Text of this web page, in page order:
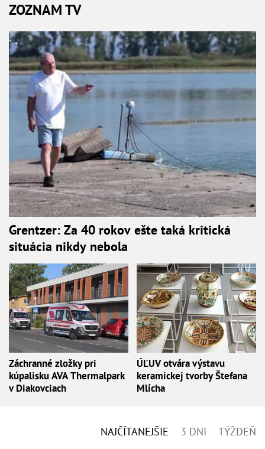
ZOZNAM TV
Grentzer: Za 40 rokov ešte taká kritická
situácia nikdy nebola
Záchranné zložky pri
kúpalisku AVA Thermalpark
v Diakovciach
ÚĽUV otvára výstavu
keramickej tvorby Štefana
Mlícha
NAJČÍTANEJŠIE 3 DNI TÝŽDEŇ